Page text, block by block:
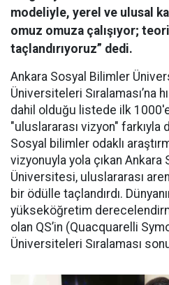
modeliyle, yerel ve ulusal
omuz omuza çalışıyor;
taçlandırıyoruz” dedi.
Ankara Sosyal Bilimler
Üniversiteleri Sıralaması’na
dahil olduğu listede ilk
"uluslararası vizyon"
Sosyal bilimler odaklı
vizyonuyla yola çıkan Ankara
Üniversitesi, uluslararası
bir ödülle taçlandırdı.
yükseköğretim
olan QS’in (Quacquarelli
Üniversiteleri Sıralaması